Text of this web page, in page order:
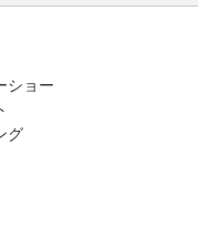
ショー
グ